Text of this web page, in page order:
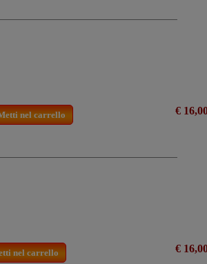
€
nel carrello
€
nel carrello